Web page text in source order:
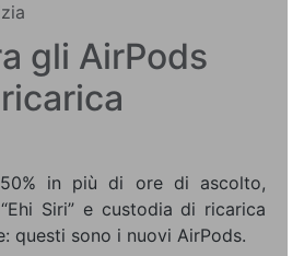
gli AirPods
in più di ore di ascolto,
Siri” e custodia di ricarica
questi sono i nuovi AirPods.